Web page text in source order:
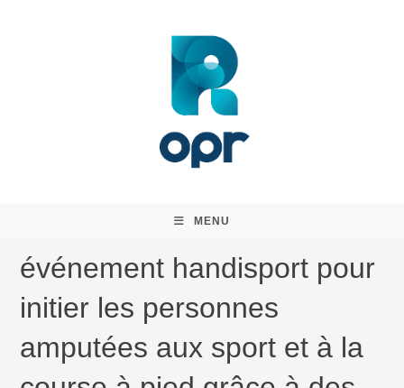
MENU
événement handisport pour
initier les personnes
amputées aux sport et à la